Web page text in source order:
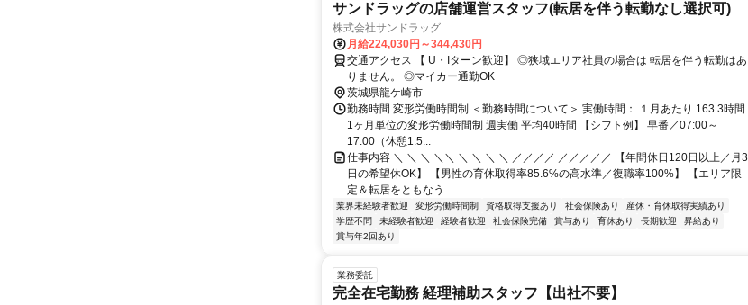
サンドラッグの店舗運営スタッフ(転居を伴う転勤なし選択可)
株式会社サンドラッグ
月給224,030円～344,430円
交通アクセス 【 U・Iターン歓迎】 ◎狭域エリア社員の場合は 転居を伴う転勤はあ
りません。 ◎マイカー通勤OK
茨城県龍ケ崎市
勤務時間 変形労働時間制 ＜勤務時間について＞ 実働時間： １月あたり 163.3時間
1ヶ月単位の変形労働時間制 週実働 平均40時間 【シフト例】 早番／07:00～
17:00（休憩1.5...
仕事内容 ＼ ＼ ＼ ＼＼ ＼ ＼ ＼ ＼ ／／／／ ／／／／／ 【年間休日120日以上／月3
日の希望休OK】 【男性の育休取得率85.6%の高水準／復職率100%】 【エリア限
定＆転居をともなう...
業界未経験者歓迎 変形労働時間制 資格取得支援あり 社会保険あり
産休・育休取得実績あり
学歴不問
未経験者歓迎 経験者歓迎 社会保険完備 賞与あり 育休あり 長期歓迎
昇給あり
賞与年2回あり
業務委託
完全在宅勤務 経理補助スタッフ【出社不要】